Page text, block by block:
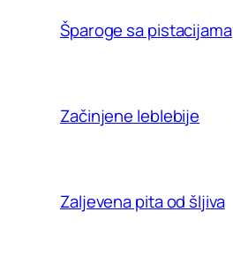
Šparoge sa pistacijama
Začinjene leblebije
Zaljevena pita od šljiva